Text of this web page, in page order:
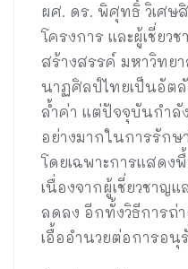
ผศ. ดร. พิศุทธิ์ วิเศษ
โครงการ และผู้เชี่ยว
สร้างสรรค์ มหาวิทยา
นาฏศิลป์ไทยเป็นอัต
ล้ำค่า แต่ปัจจุบันกำลั
อย่างมากในการรักษ
โดยเฉพาะการแสดง
เนื่องจากผู้เชี่ยวชาญ
ลดลง อีกทั้งวิธีการถ่
เอื้ออำนวยต่อการอนุ